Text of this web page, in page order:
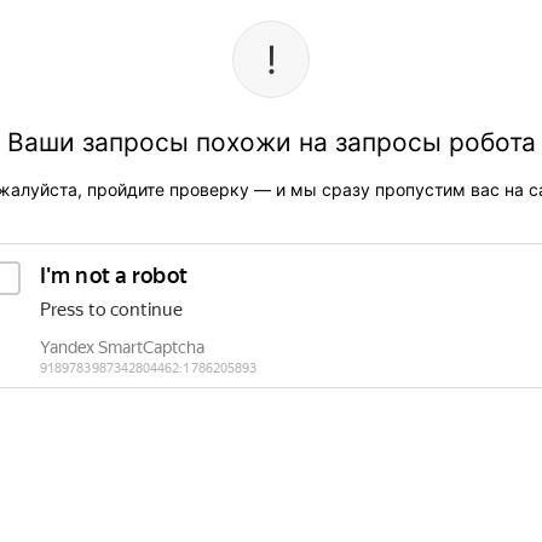
Ваши запросы похожи на запросы робота
пройдите проверку — и мы сразу пропустим вас на